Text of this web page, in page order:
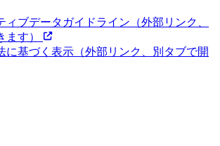
ィブデータガイドライン （外部リンク、
ます）
に基づく表示 （外部リンク、別タブで開